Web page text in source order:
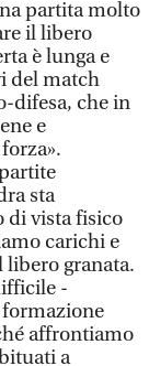
partita molto
il libero
è lunga e
del match
difesa, che in
e
sta
di vista fisico
carichi e
granata.
-
affrontiamo
a